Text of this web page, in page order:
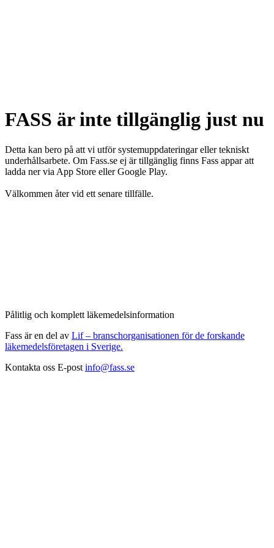
FASS är inte tillgänglig just nu
Detta kan bero på att vi utför systemuppdateringar eller tekniskt
underhållsarbete. Om Fass.se ej är tillgänglig finns Fass appar att
ladda ner via App Store eller Google Play.
Välkommen åter vid ett senare tillfälle.
Pålitlig och komplett läkemedelsinformation
Fass är en del av Lif – branschorganisationen för de forskande
läkemedelsföretagen i Sverige.
Kontakta oss E-post info@fass.se